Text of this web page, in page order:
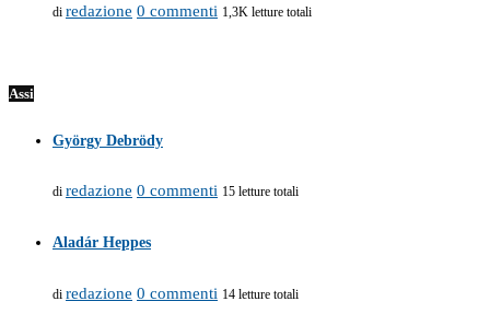
di redazione 0 commenti 1,3K letture totali
Assi
György Debrödy
di redazione 0 commenti 15 letture totali
Aladár Heppes
di redazione 0 commenti 14 letture totali